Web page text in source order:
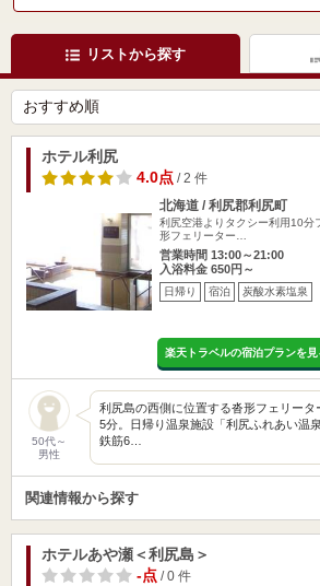
リストから探す
ホテル利尻
4.0点/ 2 件
北海道 / 利尻郡利尻町
利尻空港よりタクシー利用10分
形フェリーター…
営業時間 13:00～21:00
入浴料金 650円～
日帰り 宿泊 炭酸水素塩泉
楽天トラベルの宿泊プランを見
50代～
男性
利尻島の西側に位置する沓形フェリー
5分。日帰り温泉施設「利尻ふれあい温
鉄筋6…
関連情報から探す
ホテルあや瀬＜利尻島＞
-点/ 0 件